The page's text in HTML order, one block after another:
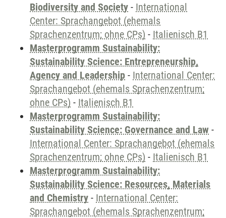
Biodiversity and Society - International
Center: Sprachangebot (ehemals
Sprachenzentrum; ohne CPs) - Italienisch B1
Masterprogramm Sustainability:
Sustainability Science: Entrepreneurship,
Agency and Leadership - International Center:
Sprachangebot (ehemals Sprachenzentrum;
ohne CPs) - Italienisch B1
Masterprogramm Sustainability:
Sustainability Science: Governance and Law -
International Center: Sprachangebot (ehemals
Sprachenzentrum; ohne CPs) - Italienisch B1
Masterprogramm Sustainability:
Sustainability Science: Resources, Materials
and Chemistry - International Center:
Sprachangebot (ehemals Sprachenzentrum;